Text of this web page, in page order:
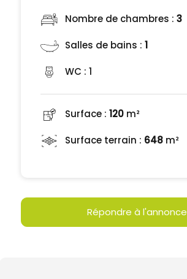
Nombre de chambres : 3
Salles de bains : 1
WC : 1
Surface : 120 m²
Surface terrain : 648 m²
Répondre à l'annonce